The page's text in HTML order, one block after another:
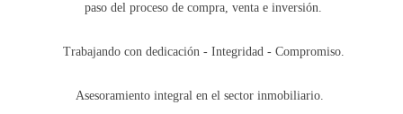
ESTRATEGIAS DE ADAPTACIÓN
paso del proceso de compra, venta e inversión.
Trabajando con dedicación - Integridad - Compromiso.
Asesoramiento integral en el sector inmobiliario.